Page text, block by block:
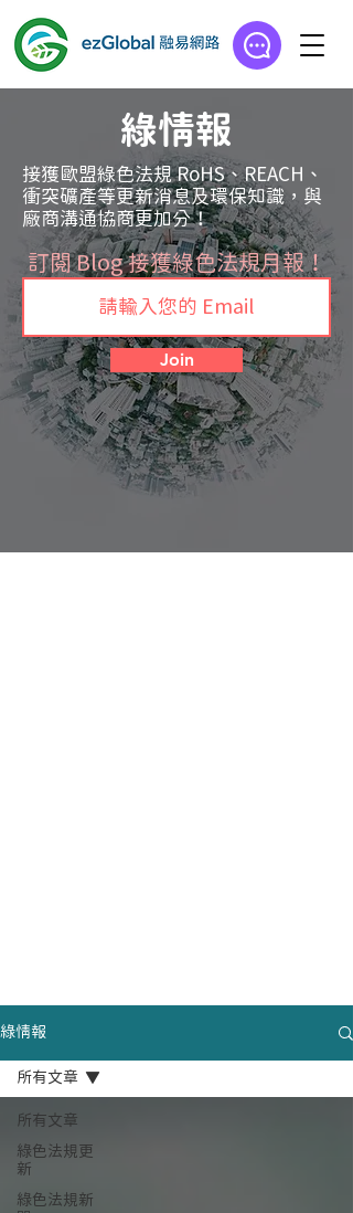
綠情報
接獲歐盟綠色法規 RoHS、REACH、
衝突礦產等更新消息及環保知識，與
廠商溝通協商更加分！
訂閱 Blog 接獲綠色法規月報！
Join
綠情報
所有文章
綠色法規更
新
綠色法規新
所有文章